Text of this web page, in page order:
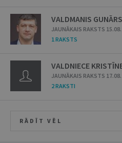
VALDMANIS GUNĀRS
JAUNĀKAIS RAKSTS
1 RAKSTS
VALDNIECE
JAUNĀKAIS RAKSTS
2 RAKSTI
RĀDĪT VĒL